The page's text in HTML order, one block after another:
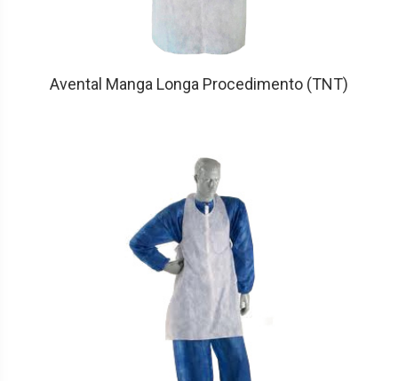
Avental Manga Longa Procedimento (TNT)